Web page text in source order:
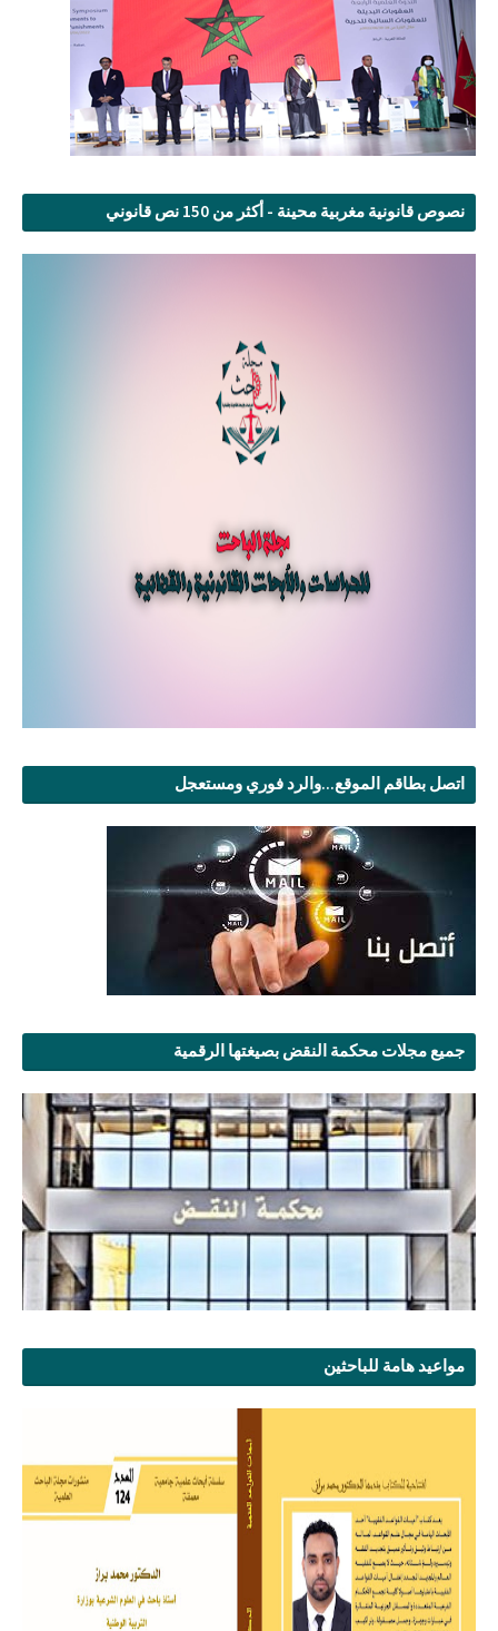
نصوص قانونية مغربية محينة - أكثر من 150 نص قانوني
اتصل بطاقم الموقع...والرد فوري ومستعجل
جميع مجلات محكمة النقض بصيغتها الرقمية
مواعيد هامة للباحثين